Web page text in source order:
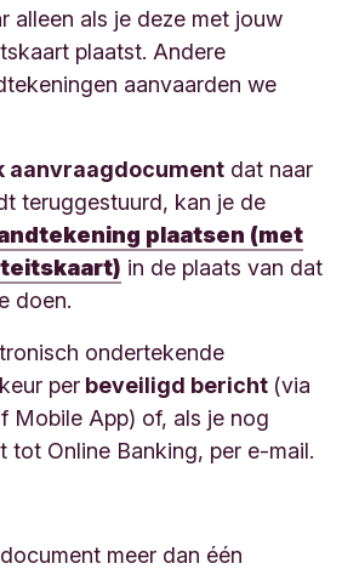
alleen als je deze met jouw
plaatst. Andere
aanvaarden we
aanvraagdocument dat naar
teruggestuurd, kan je de
plaatsen (met
in de plaats van dat
doen.
ondertekende
per beveiligd bericht (via
Mobile App) of, als je nog
tot Online Banking, per e-mail.
meer dan één